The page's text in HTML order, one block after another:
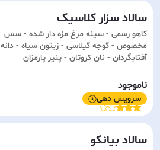
سالاد سزار کلاسیک
کاهو رسمی - سینه مرغ مزه دار شده - سس
مخصوص - گوجه گیلاسی - زیتون سیاه - دانه
آفتابگردان - نان کروتان - پنیر پارمزان
ناموجود
سرویس دهی
سالاد بیانکو